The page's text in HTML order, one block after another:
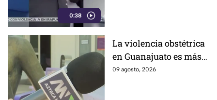
0:38
La violencia obstétrica
en Guanajuato es más
común de lo que cree y
09 agosto, 2026